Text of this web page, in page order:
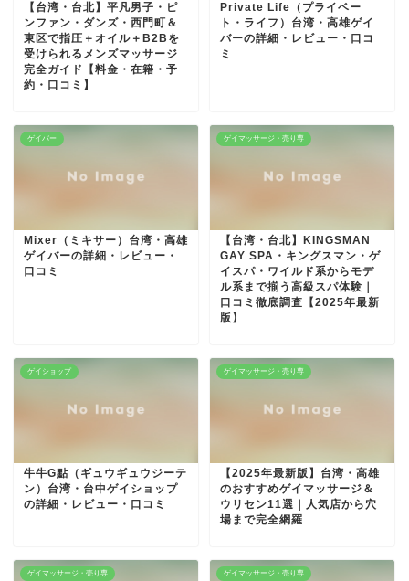
【台湾・台北】平凡男子・ピ
ンファン・ダンズ・西門町＆
東区で指圧＋オイル＋B2Bを
受けられるメンズマッサージ
完全ガイド【料金・在籍・予
約・口コミ】
Private Life（プライベー
ト・ライフ）台湾・高雄ゲイ
バーの詳細・レビュー・口コ
ミ
ゲイバー
Mixer（ミキサー）台湾・高雄
ゲイバーの詳細・レビュー・
口コミ
ゲイマッサージ・売り専
【台湾・台北】KINGSMAN
GAY SPA・キングスマン・ゲ
イスパ・ワイルド系からモデ
ル系まで揃う高級スパ体験｜
口コミ徹底調査【2025年最新
版】
ゲイショップ
牛牛G點（ギュウギュウジーテ
ン）台湾・台中ゲイショップ
の詳細・レビュー・口コミ
ゲイマッサージ・売り専
【2025年最新版】台湾・高雄
のおすすめゲイマッサージ＆
ウリセン11選｜人気店から穴
場まで完全網羅
ゲイマッサージ・売り専 ゲイマッサージ・売り専